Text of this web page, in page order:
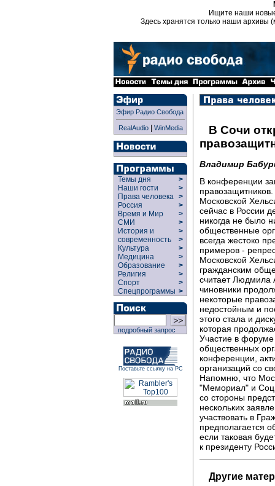
Ищите наши
Здесь хранятся только наши архивы
Эфир Радио Свобода
RealAudio| WinMedia
Темы дня
>
Наши гости
>
Права человека >
Россия
>
Время и Мир
>
СМИ
>
История и
современность
>
>
Культура
>
Медицина
>
Образование
>
Религия
>
Спорт
>
Спецпрограммы >
подробный запрос
Поставьте ссылку на РС
В Сочи
Владимир
В конференции
Московской
сейчас в России
никогда не было
общественные
всегда жестоко
примеров -
Московской
гражданским
считает Людмила
чиновники
некоторые
недостойным и
этого стала и
которая
Участие в
общественных
конференции,
организаций со
Напомню, что
"Мемориал" и
со стороны
нескольких
участвовать в
предполагается
если таковая
к президенту
Другие